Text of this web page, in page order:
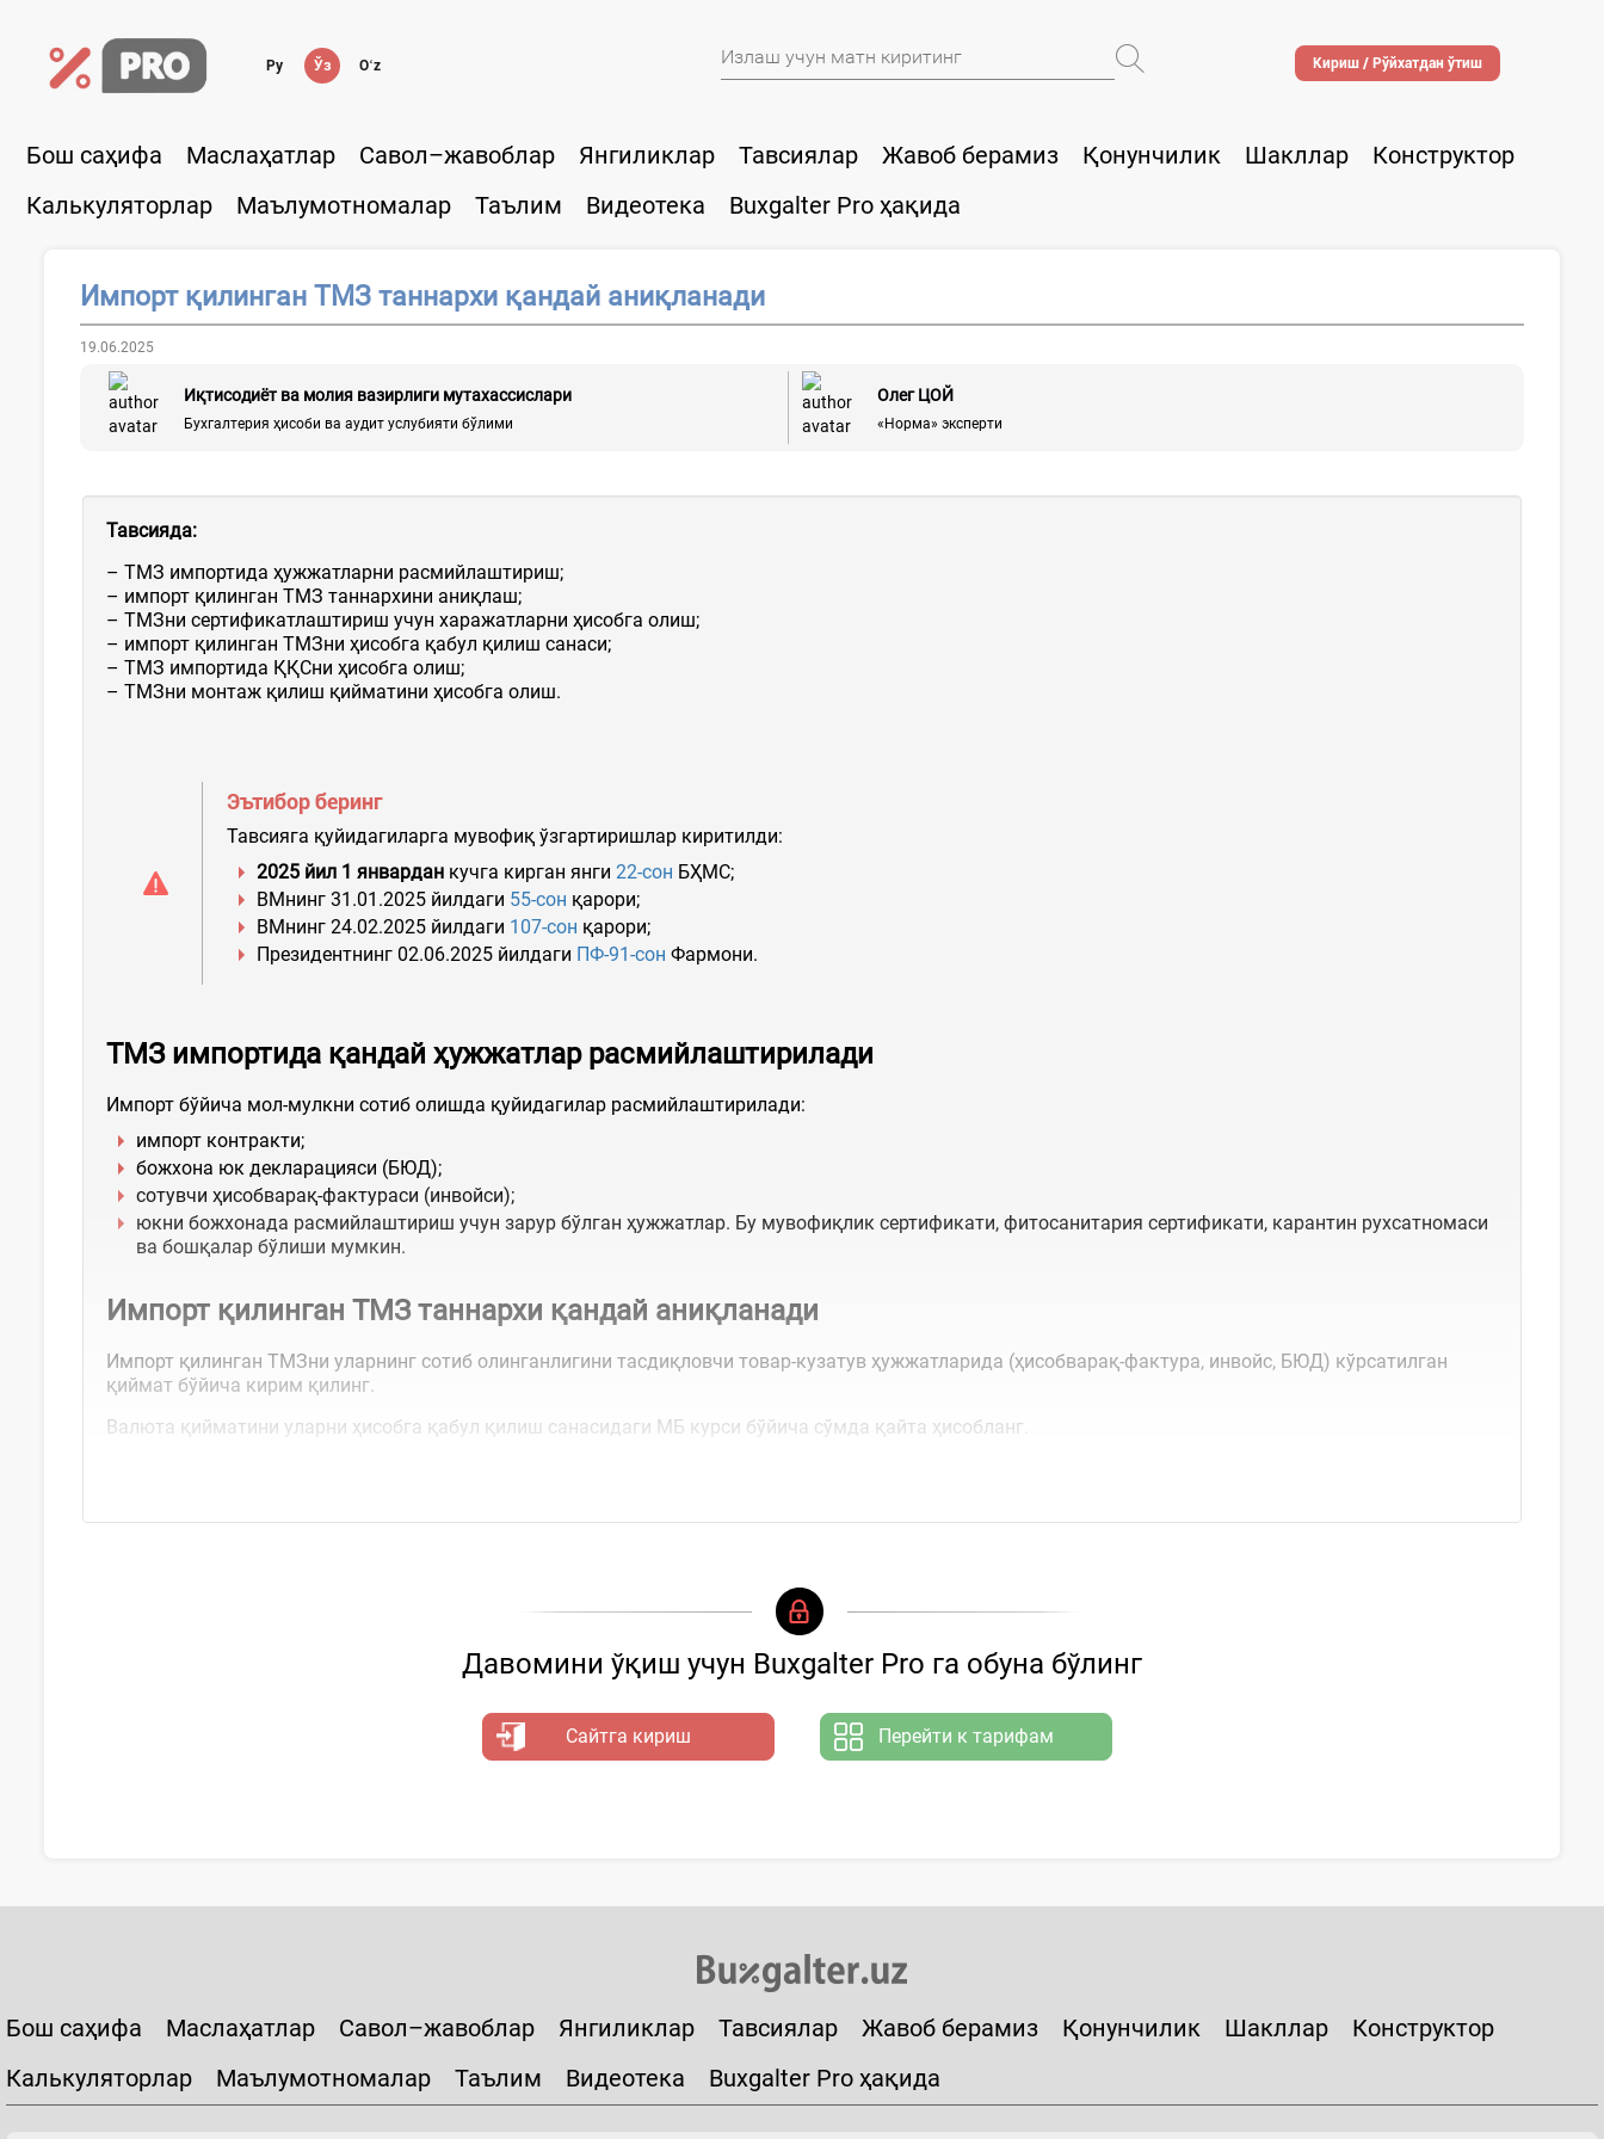
Ру Ўз Oʻz Кириш / Рўйхатдан ўтиш
Бош саҳифа Маслаҳатлар Савол–жавоблар Янгиликлар Тавсиялар Жавоб берамиз Қонунчилик Шакллар
Конструктор
Калькуляторлар
Маълумотномалар Таълим Видеотека Buxgalter Pro ҳақида
Импорт қилинган ТМЗ таннархи қандай аниқланади
19.06.2025
Иқтисодиёт ва молия вазирлиги мутахассислари
Бухгалтерия ҳисоби ва аудит услубияти бўлими
Олег ЦОЙ
«Норма» эксперти
Тавсияда:
– ТМЗ импортида ҳужжатларни расмийлаштириш;
– импорт қилинган ТМЗ таннархини аниқлаш;
– ТМЗни сертификатлаштириш учун харажатларни ҳисобга олиш;
– импорт қилинган ТМЗни ҳисобга қабул қилиш санаси;
– ТМЗ импортида ҚҚСни ҳисобга олиш;
– ТМЗни монтаж қилиш қийматини ҳисобга олиш.
Эътибор беринг
Тавсияга қуйидагиларга мувофиқ ўзгартиришлар киритилди:
2025 йил 1 январдан кучга кирган янги 22-сон БҲМС;
ВМнинг 31.01.2025 йилдаги 55-сон қарори;
ВМнинг 24.02.2025 йилдаги 107-сон қарори;
Президентнинг 02.06.2025 йилдаги ПФ-91-сон Фармони.
ТМЗ импортида қандай ҳужжатлар расмийлаштирилади
Импорт бўйича мол-мулкни сотиб олишда қуйидагилар расмийлаштирилади:
импорт контракти;
божхона юк декларацияси (БЮД);
сотувчи ҳисобварақ-фактураси (инвойси);
юкни божхонада расмийлаштириш учун зарур бўлган ҳужжатлар. Бу мувофиқлик сертификати, фитосанитария сертификати, карантин рухсатномаси
ва бошқалар бўлиши мумкин.
Импорт қилинган ТМЗ таннархи қандай аниқланади
Импорт қилинган ТМЗни уларнинг сотиб олинганлигини тасдиқловчи товар-кузатув ҳужжатларида (ҳисобварақ-фактура, инвойс, БЮД) кўрсатилган
қиймат бўйича кирим қилинг.
Валюта қийматини уларни ҳисобга қабул қилиш санасидаги МБ курси бўйича сўмда қайта ҳисобланг.
Давомини ўқиш учун Buxgalter Pro га обуна бўлинг
Сайтга кириш Перейти к тарифам
Бош саҳифа Маслаҳатлар Савол–жавоблар Янгиликлар Тавсиялар Жавоб берамиз Қонунчилик Шакллар
Конструктор
Калькуляторлар
Маълумотномалар Таълим Видеотека Buxgalter Pro ҳақида